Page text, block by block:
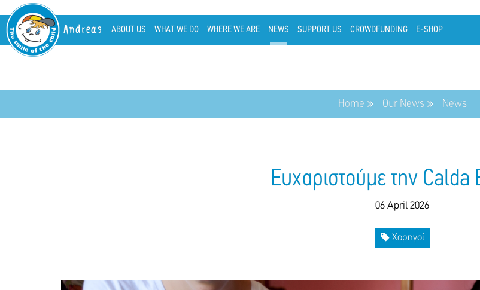
Andreas ABOUT US WHAT WE DO WHERE WE ARE NEWS SUPPORT US CROWDFUNDING E-SHOP
Home Our News News
Ευχαριστούμε την Calda
06 April 2026
Χορηγοί